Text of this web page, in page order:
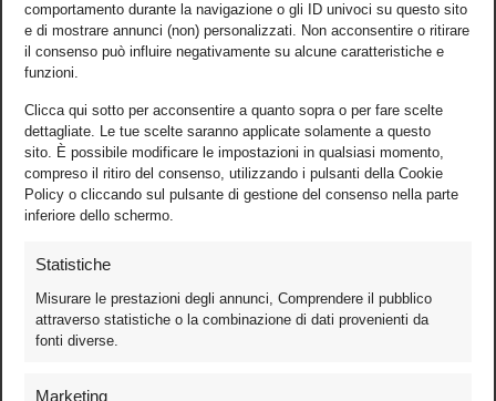
comportamento durante la navigazione o gli ID univoci su questo sito
e di mostrare annunci (non) personalizzati. Non acconsentire o ritirare
il consenso può influire negativamente su alcune caratteristiche e
funzioni.
Clicca qui sotto per acconsentire a quanto sopra o per fare scelte
dettagliate. Le tue scelte saranno applicate solamente a questo
sito. È possibile modificare le impostazioni in qualsiasi momento,
compreso il ritiro del consenso, utilizzando i pulsanti della Cookie
Policy o cliccando sul pulsante di gestione del consenso nella parte
inferiore dello schermo.
Statistiche
Misurare le prestazioni degli annunci, Comprendere il pubblico
attraverso statistiche o la combinazione di dati provenienti da
fonti diverse.
Marketing